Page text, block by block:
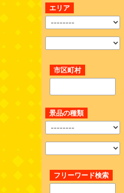
エリア
市区町村
景品の種類
フリーワード検索